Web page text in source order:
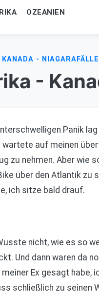
OZEANIEN
- NIAGARAFÄLLE
-
Panik
auf meinen
zu nehmen. Aber wie
über den Atlantik zu
ich sitze bald drauf.
nicht, wie es so
Und dann waren da
Ex gesagt habe,
schließlich zu seinen